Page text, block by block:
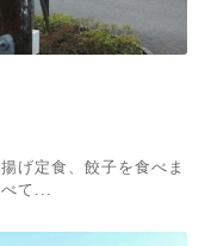
げ定食、餃子を食べま
て...